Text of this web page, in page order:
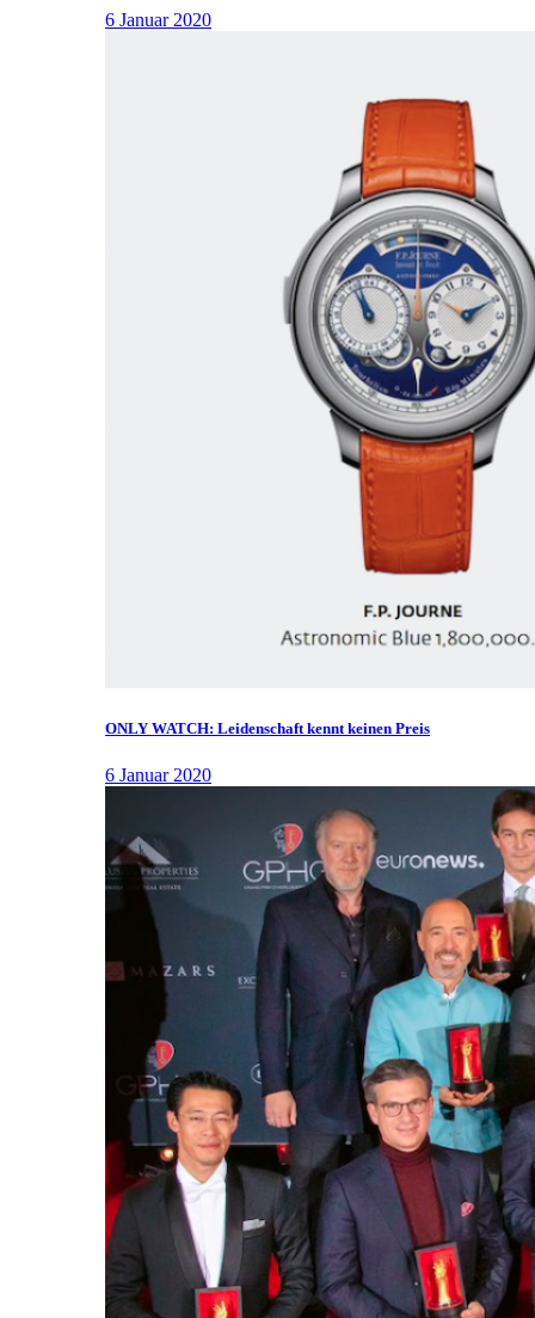
6 Januar 2020
ONLY WATCH: Leidenschaft kennt keinen Preis
6 Januar 2020